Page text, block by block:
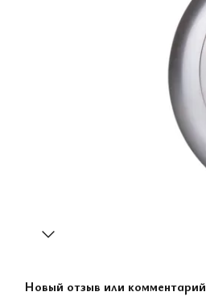
Новый отзыв или комментарий